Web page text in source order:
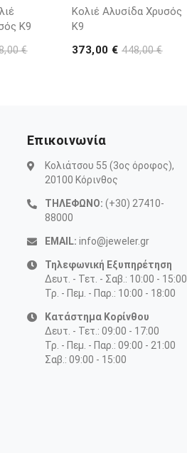
Κ9
€
Κολιέ Αλυσίδα Χρυσός
Κ9
373,00 €448,00 €
Επικοινωνία
Κολιάτσου 55 (3ος όροφος),
20100 Κόρινθος
ΤΗΛΕΦΩΝΟ: (+30) 27410-
88000
EMAIL: info@jeweler.gr
Τηλεφωνική Εξυπηρέτηση
Δευτ. - Τετ. - Σαβ.: 10:00 - 15:00
Τρ. - Πεμ. - Παρ.: 10:00 - 18:00
Κατάστημα Κορίνθου
Δευτ. - Τετ.: 09:00 - 17:00
Τρ. - Πεμ. - Παρ.: 09:00 - 21:00
Σαβ.: 09:00 - 15:00